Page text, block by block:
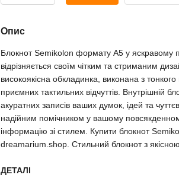
Опис
Блокнот Semikolon формату A5 у яскравому
відрізняється своїм чітким та стриманим
високоякісна обкладинка, виконана з
приємних тактильних відчуттів. Внутрішній
акуратних записів ваших думок, ідей та
надійним помічником у вашому
інформацію зі стилем. Купити блокнот
dreamarium.shop. Стильний блокнот з
ДЕТАЛІ